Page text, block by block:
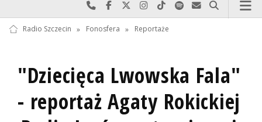
Najlepiej po prostu do nas zadzwoń
Odwiedź nas na Facebook-u
Odwiedź nas na X
Odwiedź nas na Instagram-ie
Odwiedź nas na TikTok-u
Szukaj nas na Spotify
Wyślij do nas
Szukaj
Radio Szczecin » Fonosfera » Reportaże
"Dziecięca Lwowska Fala"
- reportaż Agaty Rokickiej